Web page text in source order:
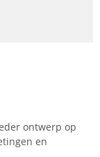
ontwerp op
en